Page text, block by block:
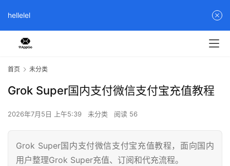
首页 未分类
Grok Super国内支付微信支付宝充值教程
2026年7月5日 上午5:39 未分类 阅读 56
Grok Super国内支付微信支付宝充值教程，面向国内
用户整理Grok Super充值、订阅和代充流程。
hellelel